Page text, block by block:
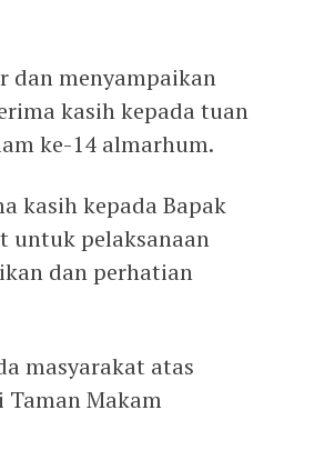
dan menyampaikan
kasih kepada tuan
ke-14 almarhum.
kasih kepada Bapak
untuk pelaksanaan
dan perhatian
masyarakat atas
Makam